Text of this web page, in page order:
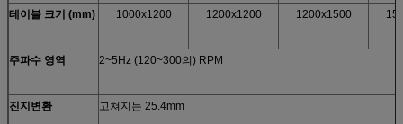
테이블 크기 (mm) 1000x1200 1200x1200 1200x1500
주파수 영역 2~5Hz (120~300의) RPM
진지변환 고쳐지는 25.4mm